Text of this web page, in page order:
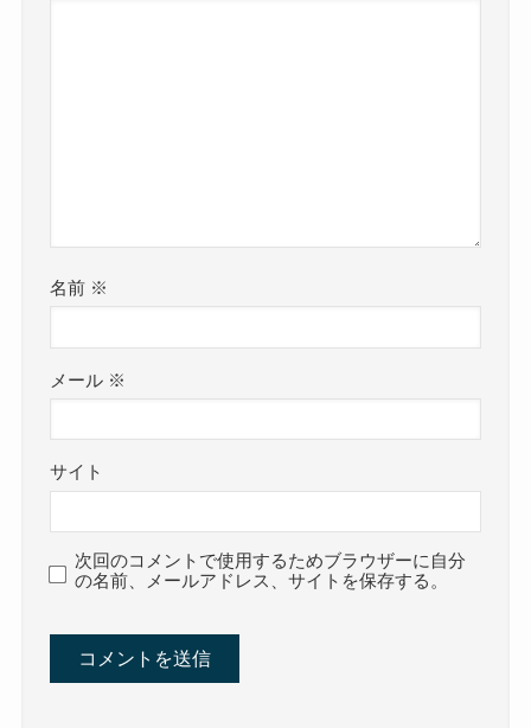
名前 ※
メール ※
サイト
次回のコメントで使用するためブラウザーに自分
の名前、メールアドレス、サイトを保存する。